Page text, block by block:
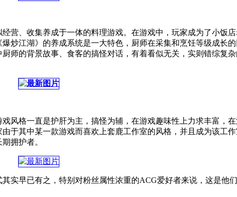
营、收集养成于一体的料理游戏。在游戏中，玩家成为了小饭
炒江湖》的养成系统是一大特色，厨师在采集和烹饪等级成长
师的背景故事、食客的搞怪对话，有着看似无关，实则错综复
风格一直是护肝为主，搞怪为辅，在游戏趣味性上力求丰富，
于其中某一款游戏而喜欢上套鹿工作室的风格，并且成为该工
拥护者。
实早已有之，特别对粉丝属性浓重的ACG爱好者来说，这是他